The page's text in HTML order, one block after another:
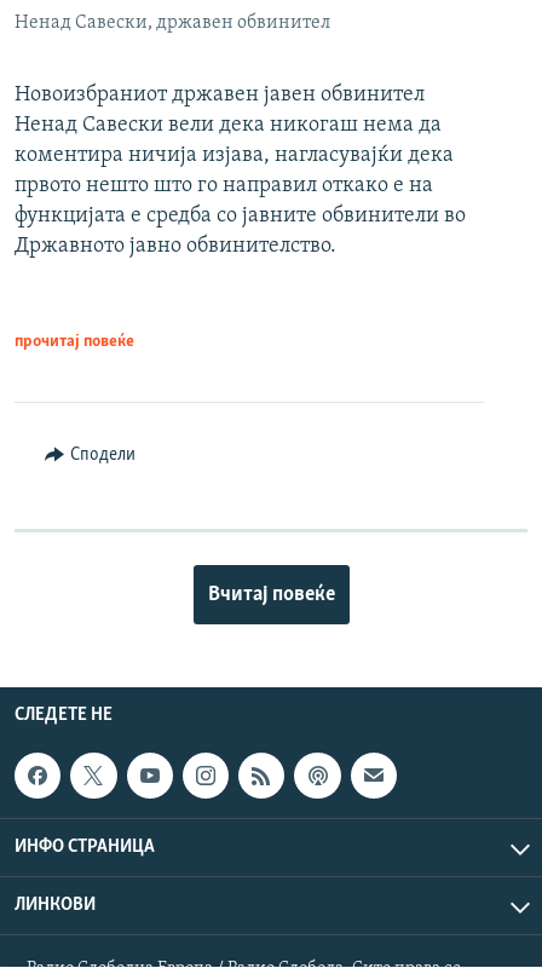
Ненад Савески, државен обвинител
Новоизбраниот државен јавен обвинител
Ненад Савески вели дека никогаш нема да
коментира ничија изјава, нагласувајќи дека
првото нешто што го направил откако е на
функцијата е средба со јавните обвинители во
Државното јавно обвинителство.
прочитај повеќе
Сподели
Вчитај повеќе
СЛЕДЕТЕ НЕ
ИНФО СТРАНИЦА
ЛИНКОВИ